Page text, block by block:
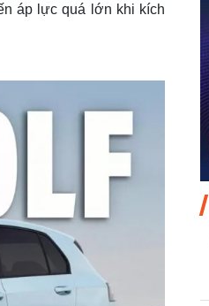
áp lực quá lớn khi kích